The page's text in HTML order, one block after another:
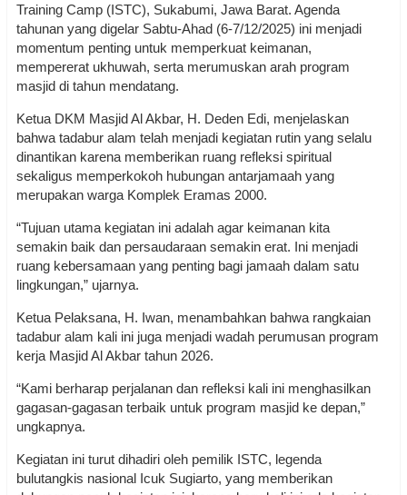
Training Camp (ISTC), Sukabumi, Jawa Barat. Agenda
tahunan yang digelar Sabtu-Ahad (6-7/12/2025) ini menjadi
momentum penting untuk memperkuat keimanan,
mempererat ukhuwah, serta merumuskan arah program
masjid di tahun mendatang.
Ketua DKM Masjid Al Akbar, H. Deden Edi, menjelaskan
bahwa tadabur alam telah menjadi kegiatan rutin yang selalu
dinantikan karena memberikan ruang refleksi spiritual
sekaligus memperkokoh hubungan antarjamaah yang
merupakan warga Komplek Eramas 2000.
“Tujuan utama kegiatan ini adalah agar keimanan kita
semakin baik dan persaudaraan semakin erat. Ini menjadi
ruang kebersamaan yang penting bagi jamaah dalam satu
lingkungan,” ujarnya.
Ketua Pelaksana, H. Iwan, menambahkan bahwa rangkaian
tadabur alam kali ini juga menjadi wadah perumusan program
kerja Masjid Al Akbar tahun 2026.
“Kami berharap perjalanan dan refleksi kali ini menghasilkan
gagasan-gagasan terbaik untuk program masjid ke depan,”
ungkapnya.
Kegiatan ini turut dihadiri oleh pemilik ISTC, legenda
bulutangkis nasional Icuk Sugiarto, yang memberikan